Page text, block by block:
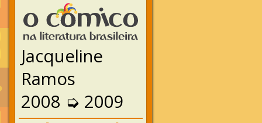
Jacqueline
Ramos
2008 ➭ 2009